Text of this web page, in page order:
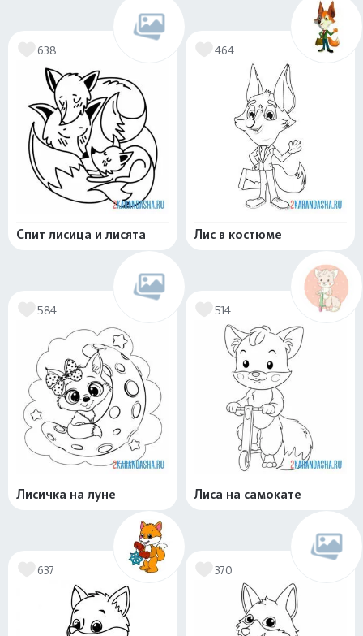
638
Спит лисица и лисята
464
Лис в костюме
584
Лисичка на луне
514
Лиса на самокате
637 370